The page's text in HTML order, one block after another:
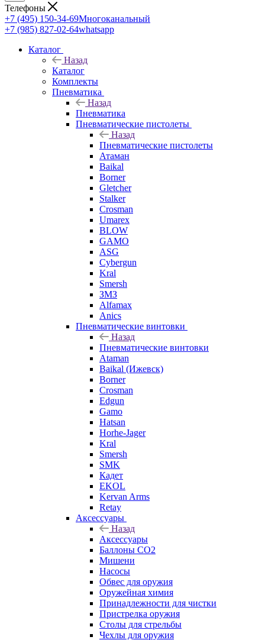
Телефоны
+7 (495) 150-34-69Многоканальный
+7 (985) 827-02-64whatsapp
Каталог
Назад
Каталог
Комплекты
Пневматика
Назад
Пневматика
Пневматические пистолеты
Назад
Пневматические пистолеты
Атаман
Baikal
Borner
Gletcher
Stalker
Crosman
Umarex
BLOW
GAMO
ASG
Cybergun
Kral
Smersh
ЗМЗ
Alfamax
Anics
Пневматические винтовки
Назад
Пневматические винтовки
Ataman
Baikal (Ижевск)
Borner
Crosman
Edgun
Gamo
Hatsan
Horhe-Jager
Kral
Smersh
SMK
Кадет
EKOL
Kervan Arms
Retay
Аксессуары
Назад
Аксессуары
Баллоны СО2
Мишени
Насосы
Обвес для оружия
Оружейная химия
Принадлежности для чистки
Пристрелка оружия
Столы для стрельбы
Чехлы для оружия